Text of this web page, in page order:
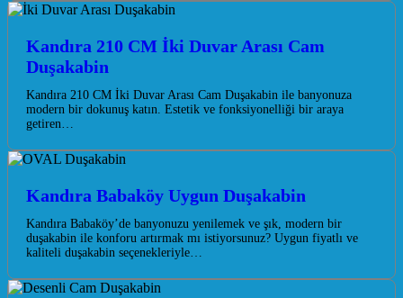
Kandıra 210 CM İki Duvar Arası Cam
Duşakabin
Kandıra 210 CM İki Duvar Arası Cam Duşakabin ile banyonuza
modern bir dokunuş katın. Estetik ve fonksiyonelliği bir araya
getiren…
Kandıra Babaköy Uygun Duşakabin
Kandıra Babaköy’de banyonuzu yenilemek ve şık, modern bir
duşakabin ile konforu artırmak mı istiyorsunuz? Uygun fiyatlı ve
kaliteli duşakabin seçenekleriyle…